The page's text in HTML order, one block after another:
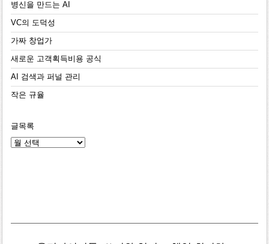
병신을 만드는 AI
VC의 도덕성
가짜 창업가
새로운 고객획득비용 공식
AI 검색과 퍼널 관리
작은 규율
글목록
글